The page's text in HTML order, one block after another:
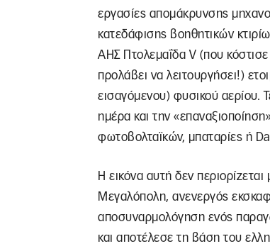
εργασίες απομάκρυνσης
κατεδάφισης βοηθητικών
ΑΗΣ Πτολεμαΐδα V (που
προλάβει να λειτουργήσει!)
εισαγόμενου) φυσικού αερίου.
ημέρα και την
φωτοβολταϊκών, μπαταρίες ή
Η εικόνα αυτή δεν
Μεγαλόπολη, ανενεργός
αποσυναρμολόγηση ενός
και αποτέλεσε τη βάση του